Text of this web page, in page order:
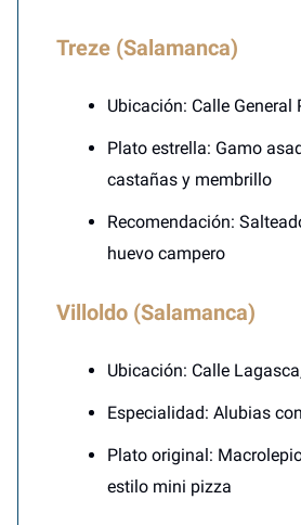
Treze (Salamanca)
Ubicación: Calle General
Plato estrella: Gamo
castañas y membrillo
Recomendación:
huevo campero
Villoldo (Salamanca)
Ubicación: Calle
Especialidad: Alubias
Plato original:
estilo mini pizza